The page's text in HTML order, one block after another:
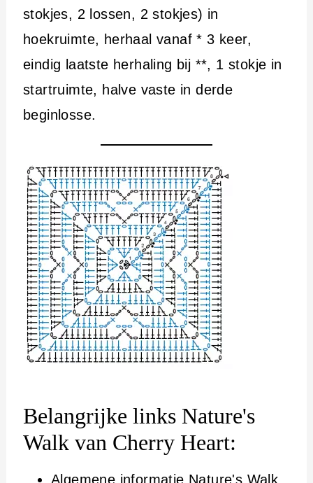
stokjes, 2 lossen, 2 stokjes) in
hoekruimte, herhaal vanaf * 3 keer,
eindig laatste herhaling bij **, 1 stokje in
startruimte, halve vaste in derde
beginlosse.
Belangrijke links Nature's
Walk van Cherry Heart:
Algemene informatie Nature's Walk